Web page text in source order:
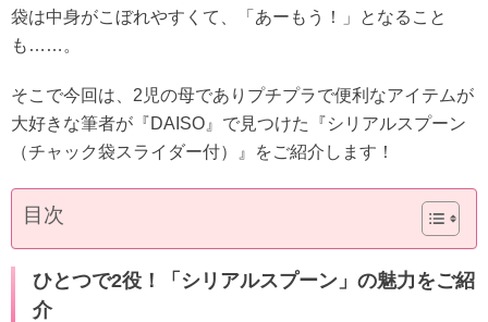
袋は中身がこぼれやすくて、「あーもう！」となること
も……。
そこで今回は、2児の母でありプチプラで便利なアイテムが
大好きな筆者が『DAISO』で見つけた『シリアルスプーン
（チャック袋スライダー付）』をご紹介します！
目次
ひとつで2役！「シリアルスプーン」の魅力をご紹
介